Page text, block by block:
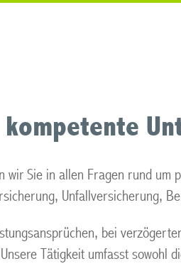
Sie in allen Fragen rund
Unfallversicherung,
bei
Tätigkeit umfasst